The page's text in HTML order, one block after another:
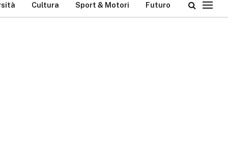
Cultura Sport & Motori Futuro